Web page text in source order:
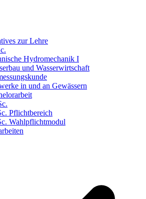
zur Lehre
Hydromechanik I
und Wasserwirtschaft
in und an Gewässern
Pflichtbereich
Wahlpflichtmodul